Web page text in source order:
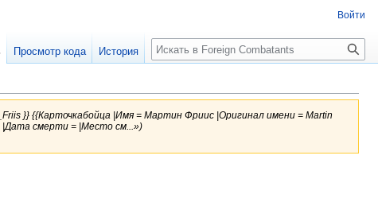
}} {{Карточкабойца |Имя = Мартин Фриис |Оригинал имени = Martin
|Дата смерти = |Место см...»)
Войти
Просмотр кода История